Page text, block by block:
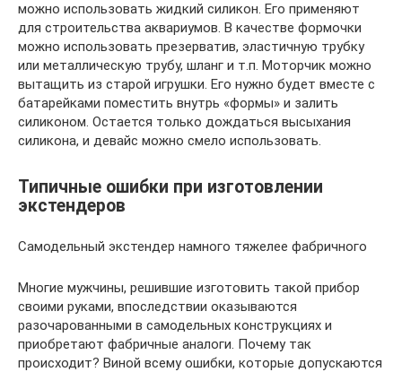
можно использовать жидкий силикон. Его применяют
для строительства аквариумов. В качестве формочки
можно использовать презерватив, эластичную трубку
или металлическую трубу, шланг и т.п. Моторчик можно
вытащить из старой игрушки. Его нужно будет вместе с
батарейками поместить внутрь «формы» и залить
силиконом. Остается только дождаться высыхания
силикона, и девайс можно смело использовать.
Типичные ошибки при изготовлении
экстендеров
Самодельный экстендер намного тяжелее фабричного
Многие мужчины, решившие изготовить такой прибор
своими руками, впоследствии оказываются
разочарованными в самодельных конструкциях и
приобретают фабричные аналоги. Почему так
происходит? Виной всему ошибки, которые допускаются